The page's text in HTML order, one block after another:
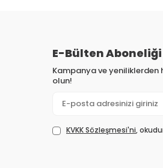
E-Bülten Aboneliği
Kampanya ve
olun!
KVKK Sözleşmesi'ni,